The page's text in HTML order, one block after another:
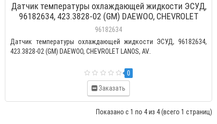
Датчик температуры охлаждающей жидкости ЭСУД,
96182634, 423.3828-02 (GM) DAEWOO, CHEVROLET
LANOS, AVEO, LACETTI, NUBIRA (резьба М3/8")
96182634
Датчик температуры охлаждающей жидкости ЭСУД, 96182634,
423.3828-02 (GM) DAEWOO, CHEVROLET LANOS, AV..
0
Заказать
Показано с 1 по 4 из 4 (всего 1 страниц)